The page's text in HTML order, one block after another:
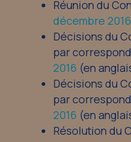
Réunion du
décembre 2016
Décisions du
par
2016 (en
Décisions du
par
2016 (en
Résolution du